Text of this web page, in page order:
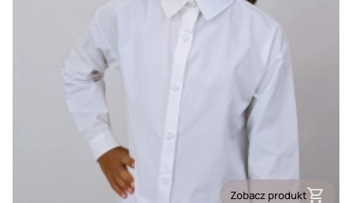
Zobacz produkt